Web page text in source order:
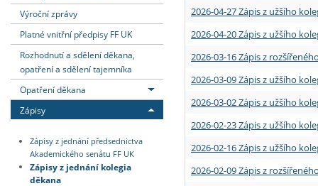
Absolventi fakulty
Vyjíždějící zaměstnanci
Výroční zprávy
Platné vnitřní předpisy FF UK
Rozhodnutí a sdělení děkana,
opatření a sdělení tajemníka
Opatření děkana
Zápisy
Zápisy z jednání předsednictva
Akademického senátu FF UK
Zápisy z jednání kolegia
děkana
2026-04-27 Zápis z užšího
2026-04-20 Zápis z užšího
2026-03-16 Zápis z
2026-03-09 Zápis z užšího
2026-03-02 Zápis z užšího
2026-02-23 Zápis z užšího
2026-02-16 Zápis z užšího
2026-02-09 Zápis z